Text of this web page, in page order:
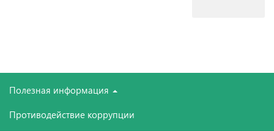
Полезная информация
Противодействие коррупции